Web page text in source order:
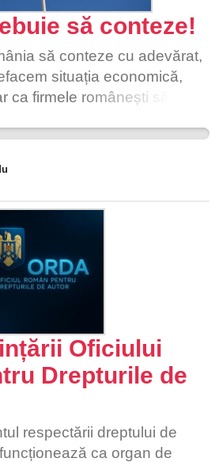
să conteze!
să conteze cu adevărat,
situația economică,
ca firmele românești să fie
nu neapărat prin
duce la stoparea
ci prin investiții. Alte țări au
Ucrainei.
Oficiului
Drepturile de
respectării dreptului de
ca organ de